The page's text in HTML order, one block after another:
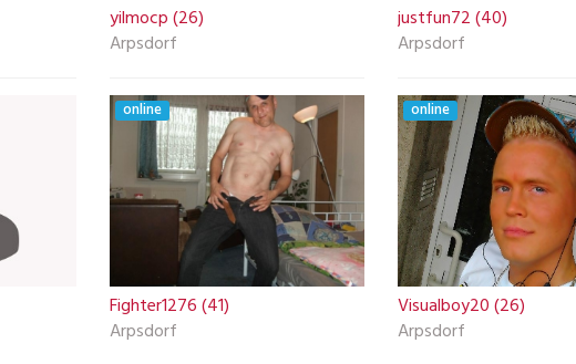
yilmocp (26)
Arpsdorf
justfun72 (40)
Arpsdorf
online
Fighter1276 (41)
Arpsdorf
online
Visualboy20 (26)
Arpsdorf